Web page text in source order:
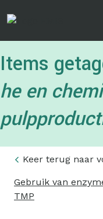
Items
he en
Keer terug naar
Gebruik van
TMP